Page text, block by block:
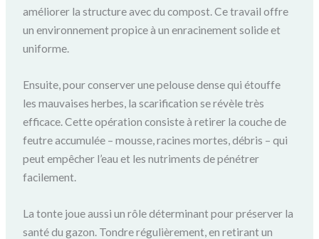
améliorer la structure avec du compost. Ce travail offre
un environnement propice à un enracinement solide et
uniforme.
Ensuite, pour conserver une pelouse dense qui étouffe
les mauvaises herbes, la scarification se révèle très
efficace. Cette opération consiste à retirer la couche de
feutre accumulée – mousse, racines mortes, débris – qui
peut empêcher l’eau et les nutriments de pénétrer
facilement.
La tonte joue aussi un rôle déterminant pour préserver la
santé du gazon. Tondre régulièrement, en retirant un